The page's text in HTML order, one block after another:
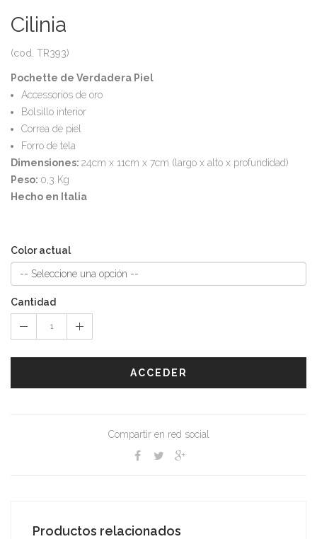
Cilinia
(cod. TR393)
Pochette de Verdadera Piel
Accessorios de oro
Bolsillo interior
Correa de piel
Forro de tela
Dimensiones: 24cm x 11cm x 7cm (largo x alto x profundidad)
Peso: 0,3 Kg
Hecho en Italia
Color actual
Cantidad
ACCEDER
Compartir en red social
Productos relacionados